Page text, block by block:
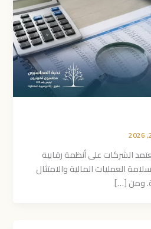
الشركات على أنظمة رقابية
العمليات المالية والامتثال
ومن […]